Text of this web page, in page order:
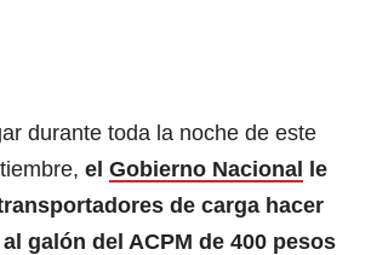
durante toda la noche de este
el Gobierno Nacional le
de carga hacer
galón del ACPM de 400 pesos